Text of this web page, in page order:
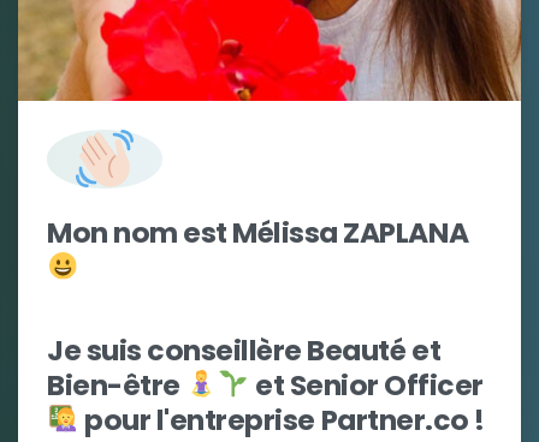
Mon nom est Mélissa ZAPLANA
Je suis conseillère Beauté et
Bien-être
et Senior Officer
pour l'entreprise Partner.co !